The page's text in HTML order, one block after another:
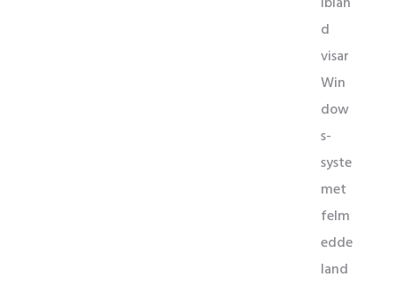
d
visar
Win
dow
s-
syste
met
felm
edde
land